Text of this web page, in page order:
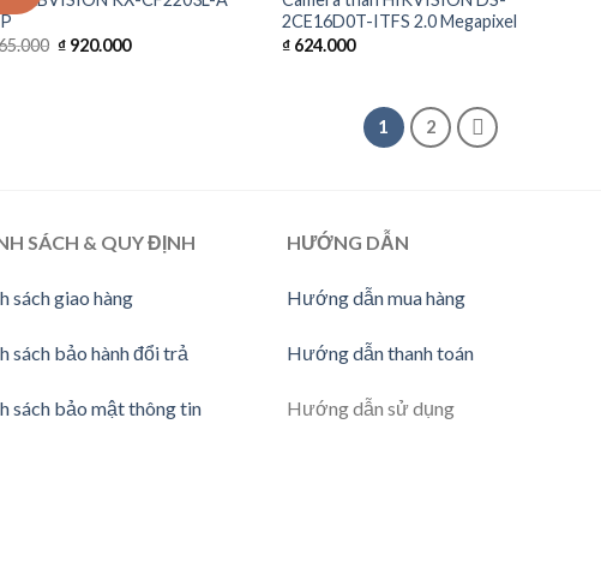
Giá
₫ 920.000Giá
2CE16D0T-ITFS 2.0 Megapixel
₫ 624.000
1 2
SÁCH & QUY ĐỊNH
sách giao hàng
sách bảo hành đổi trả
sách bảo mật thông tin
HƯỚNG DẪN
Hướng dẫn mua hàng
Hướng dẫn thanh toán
Hướng dẫn sử dụng